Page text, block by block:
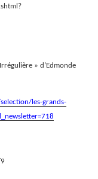
» d’Edmonde
les-grands-